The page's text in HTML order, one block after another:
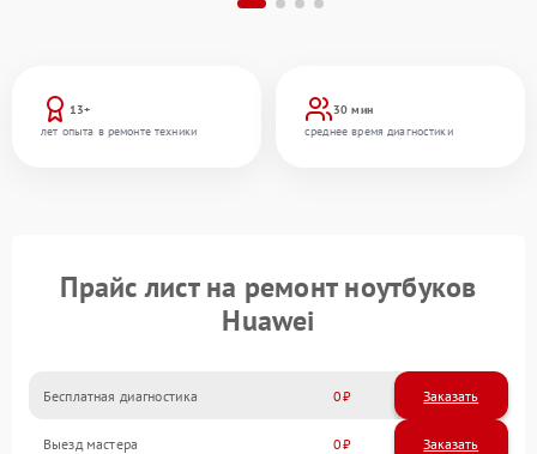
13+
лет опыта в ремонте техники
30 мин
среднее время диагностики
Прайс лист на ремонт ноутбуков
Huawei
Бесплатная диагностика 0 Заказать
Выезд мастера 0 Заказать